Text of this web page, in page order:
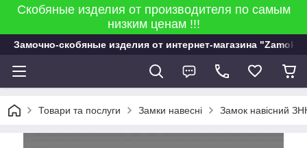
Скобяные изделия от производителя по самым
низким ценам !!!
Замочно-скобяные изделия от интернет-магазина "Zamok
Товари та послуги Замки навесні Замок навісний